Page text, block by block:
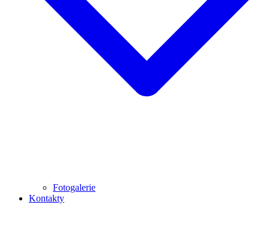
Fotogalerie
Kontakty